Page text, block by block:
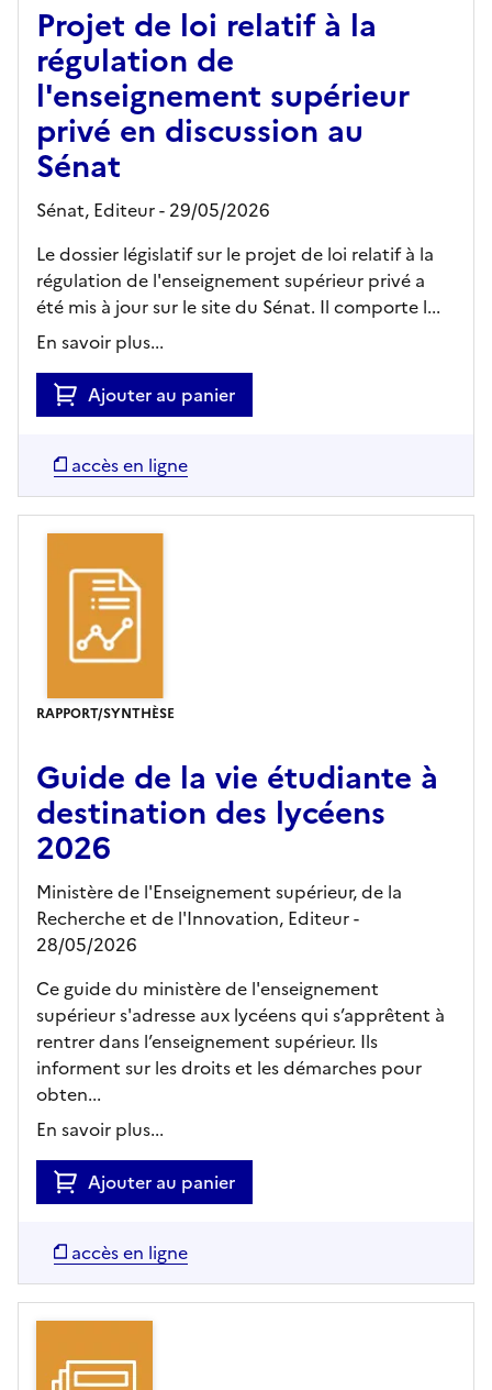
Projet de loi relatif à la
régulation de
l'enseignement supérieur
privé en discussion au
Sénat
Sénat, Editeur- 29/05/2026
Le dossier législatif sur le projet de loi relatif à la
régulation de l'enseignement supérieur privé a
été mis à jour sur le site du Sénat. Il comporte l...
En savoir plus...
Ajouter au panier
accès en ligne
RAPPORT/SYNTHÈSE
Guide de la vie étudiante à
destination des lycéens
2026
Ministère de l'Enseignement supérieur, de la
Recherche et de l'Innovation, Editeur-
28/05/2026
Ce guide du ministère de l'enseignement
supérieur s'adresse aux lycéens qui s’apprêtent à
rentrer dans l’enseignement supérieur. Ils
informent sur les droits et les démarches pour
obten...
En savoir plus...
Ajouter au panier
accès en ligne